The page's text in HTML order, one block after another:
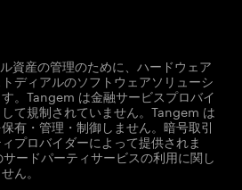
資産の管理のために、ハードウェア
ディアルのソフトウェアソリューシ
。Tangem は金融サービスプロバイ
て規制されていません。Tangem は
有・管理・制御しません。暗号取引
プロバイダーによって提供されま
ードパーティサービスの利用に関し
ん。